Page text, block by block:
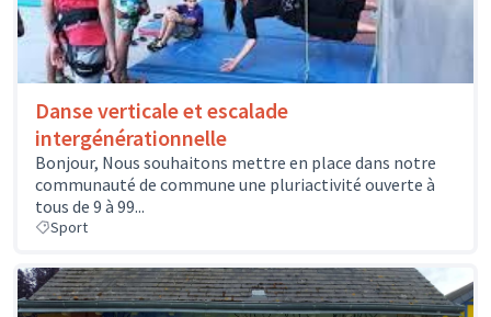
Danse verticale et escalade
intergénérationnelle
Bonjour, Nous souhaitons mettre en place dans notre
communauté de commune une pluriactivité ouverte à
tous de 9 à 99...
Sport